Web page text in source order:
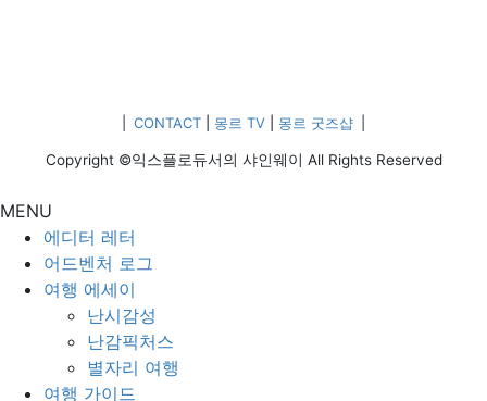
CONTACT 몽르 TV 몽르 굿즈샵
Copyright ©익스플로듀서의 샤인웨이 All Rights Reserved
MENU
에디터 레터
어드벤처 로그
여행 에세이
난시감성
난감픽처스
별자리 여행
여행 가이드